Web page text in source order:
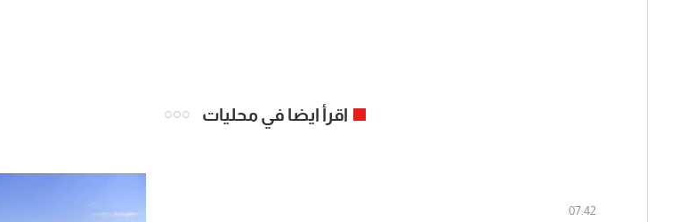
اقرأ ايضا في محليات
07:42